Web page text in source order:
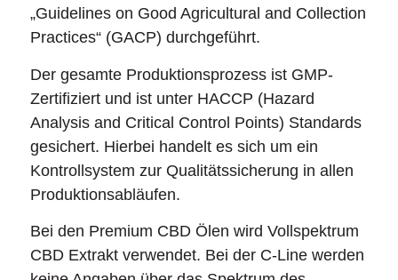
„Guidelines on Good Agricultural and Collection
Practices“ (GACP) durchgeführt.
Der gesamte Produktionsprozess ist GMP-
Zertifiziert und ist unter HACCP (Hazard
Analysis and Critical Control Points) Standards
gesichert. Hierbei handelt es sich um ein
Kontrollsystem zur Qualitätssicherung in allen
Produktionsabläufen.
Bei den Premium CBD Ölen wird Vollspektrum
CBD Extrakt verwendet. Bei der C-Line werden